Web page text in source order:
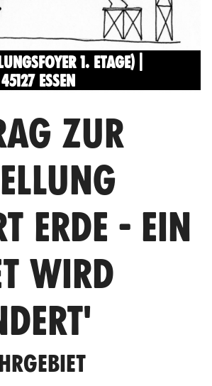
1. ETAGE) |
ESSEN
ZUR
ERDE - EIN
WIRD